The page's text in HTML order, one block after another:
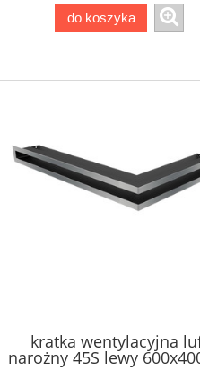
do koszyka
kratka wentylacyjna
narożny 45S lewy
- szlifowany